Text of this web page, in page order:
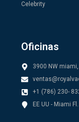
Celebrity
Oficinas
3900 NW
+1 (786) 230-
EE UU - Miami Fl.